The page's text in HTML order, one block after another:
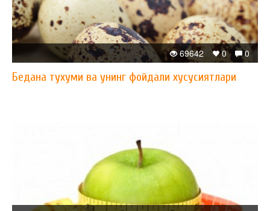
0
0
69642
Бедана тухуми ва унинг фойдали хусусиятлари